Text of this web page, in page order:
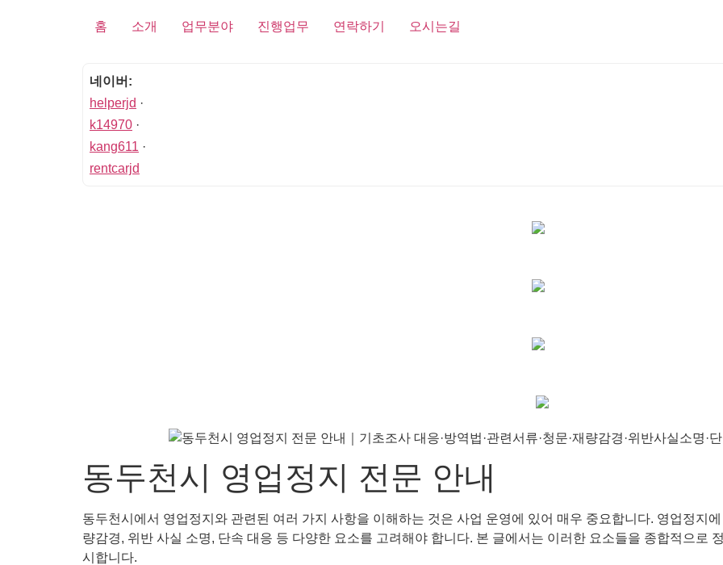
홈 소개 업무분야 진행업무 연락하기 오시는길
네이버:
helperjd ·
k14970 ·
kang611 ·
rentcarjd
동두천시 영업정지 전문 안내
동두천시에서 영업정지와 관련된 여러 가지 사항을 이해하는 것은 사업 운영에 있어 매우 중요합니다. 영업정지
량감경, 위반 사실 소명, 단속 대응 등 다양한 요소를 고려해야 합니다. 본 글에서는 이러한 요소들을 종합적으로
시합니다.